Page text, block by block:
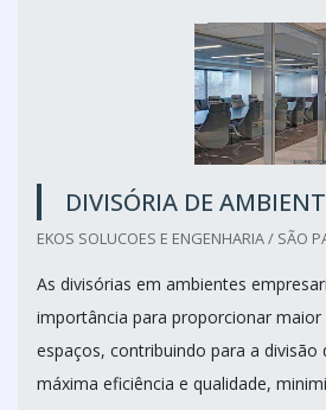
DIVISÓRIA DE
EKOS SOLUCOES E ENGENHARIA / SÃO
As divisórias em ambientes
importância para proporcionar maior
espaços, contribuindo para a divisão
máxima eficiência e qualidade,